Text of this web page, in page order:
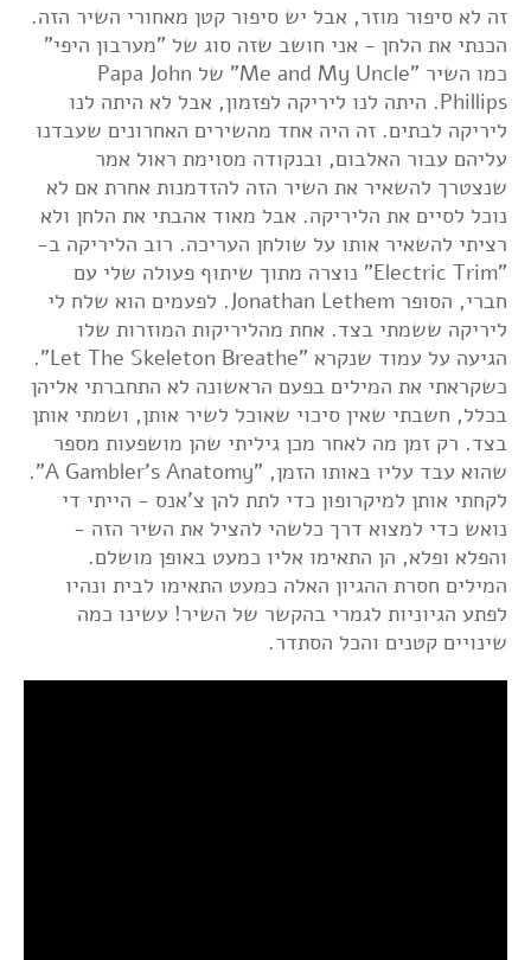
זה לא סיפור מוזר, אבל יש סיפור קטן מאחורי השיר הזה.
הכנתי את הלחן - אני חושב שזה סוג של "מערבון היפי"
כמו השיר "Me and My Uncle" של Papa John
Phillips. היתה לנו ליריקה לפזמון, אבל לא היתה לנו
ליריקה לבתים. זה היה אחד מהשירים האחרונים שעבדנו
עליהם עבור האלבום, ובנקודה מסוימת ראול אמר
שנצטרך להשאיר את השיר הזה להזדמנות אחרת אם לא
נוכל לסיים את הליריקה. אבל מאוד אהבתי את הלחן ולא
רציתי להשאיר אותו על שולחן העריכה. רוב הליריקה ב-
"Electric Trim" נוצרה מתוך שיתוף פעולה שלי עם
חברי, הסופר Jonathan Lethem. לפעמים הוא שלח לי
ליריקה ששמתי בצד. אחת מהליריקות המוזרות שלו
הגיעה על עמוד שנקרא "Let The Skeleton Breathe".
כשקראתי את המילים בפעם הראשונה לא התחברתי אליהן
בכלל, חשבתי שאין סיכוי שאוכל לשיר אותן, ושמתי אותן
בצד. רק זמן מה לאחר מכן גיליתי שהן מושפעות מספר
שהוא עבד עליו באותו הזמן, "A Gambler's Anatomy".
לקחתי אותן למיקרופון כדי לתת להן צ'אנס - הייתי די
נואש כדי למצוא דרך כלשהי להציל את השיר הזה -
והפלא ופלא, הן התאימו אליו כמעט באופן מושלם.
המילים חסרת ההגיון האלה כמעט התאימו לבית ונהיו
לפתע הגיוניות לגמרי בהקשר של השיר! עשינו כמה
שינויים קטנים והכל הסתדר.